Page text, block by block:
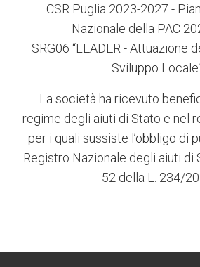
CSR Puglia 2023-2027 -
Nazionale della PAC
SRG06 “LEADER - Attuazione
Sviluppo
La società ha ricevuto
regime degli aiuti di Stato e nel
per i quali sussiste l’obbligo di
Registro Nazionale degli aiuti di
52 della L. 234/